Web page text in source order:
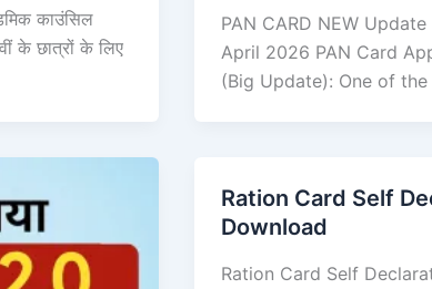
काउंसिल
के छात्रों के लिए
PAN CARD NEW
April 2026 PAN Card
(Big Update): One of the
Ration Card Self
Download
Ration Card Self